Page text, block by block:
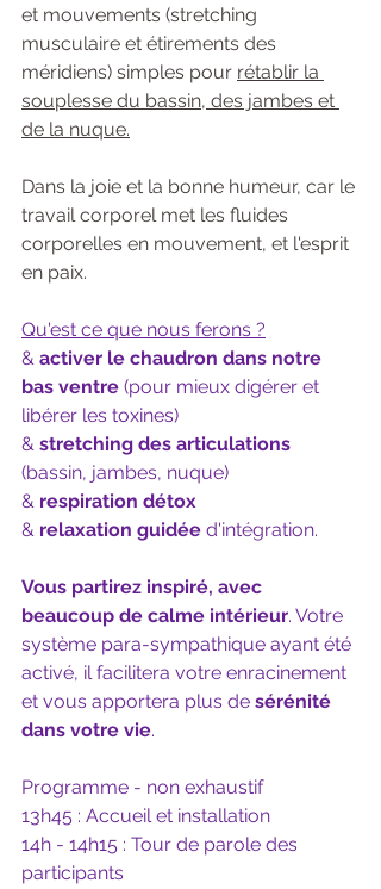
et mouvements (stretching
musculaire et étirements des
méridiens) simples pour rétablir la
souplesse du bassin, des jambes et
de la nuque.
Dans la joie et la bonne humeur, car le
travail corporel met les fluides
corporelles en mouvement, et l'esprit
en paix.
Qu'est ce que nous ferons ?
& activer le chaudron dans notre
bas ventre (pour mieux digérer et
libérer les toxines)
& stretching des articulations
(bassin, jambes, nuque)
& respiration détox
& relaxation guidée d'intégration.
Vous partirez inspiré, avec
beaucoup de calme intérieur. Votre
système para-sympathique ayant été
activé, il facilitera votre enracinement
et vous apportera plus de sérénité
dans votre vie.
Programme - non exhaustif
13h45 : Accueil et installation
14h - 14h15 : Tour de parole des
participants